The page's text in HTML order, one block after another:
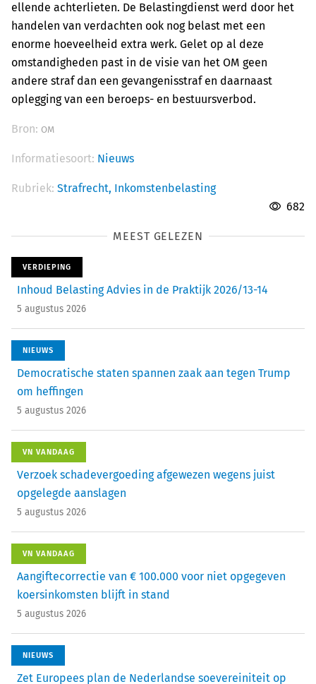
ellende achterlieten. De Belastingdienst werd door het
handelen van verdachten ook nog belast met een
enorme hoeveelheid extra werk. Gelet op al deze
omstandigheden past in de visie van het OM geen
andere straf dan een gevangenisstraf en daarnaast
oplegging van een beroeps- en bestuursverbod.
Bron: OM
Informatiesoort: Nieuws
Rubriek: Strafrecht, Inkomstenbelasting
682
MEEST GELEZEN
VERDIEPING
Inhoud Belasting Advies in de Praktijk 2026/13-14
5 augustus 2026
NIEUWS
Democratische staten spannen zaak aan tegen Trump
om heffingen
5 augustus 2026
VN VANDAAG
Verzoek schadevergoeding afgewezen wegens juist
opgelegde aanslagen
5 augustus 2026
VN VANDAAG
Aangiftecorrectie van € 100.000 voor niet opgegeven
koersinkomsten blijft in stand
5 augustus 2026
NIEUWS
Zet Europees plan de Nederlandse soevereiniteit op